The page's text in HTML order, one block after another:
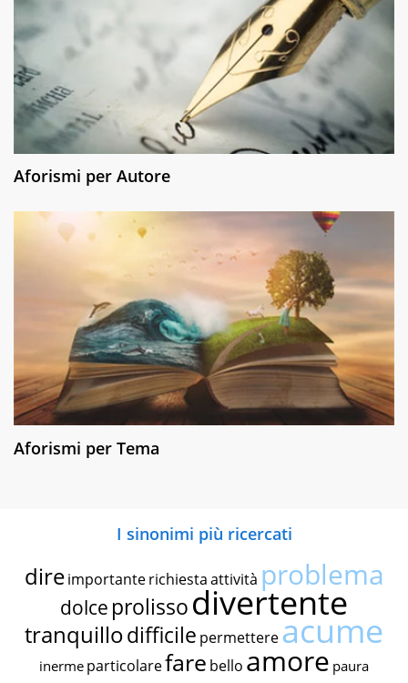
Aforismi per Autore
Aforismi per Tema
I sinonimi più ricercati
dire importante richiestaattività problema
dolce prolissodivertente
tranquillodifficile permettereacume
inerme particolarefare bello amore paura